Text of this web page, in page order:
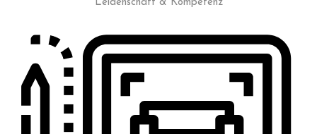
Leidenschaft & Kompetenz